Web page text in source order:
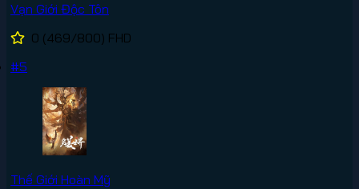
Vạn Giới Độc Tôn
0 (469/800) FHD
#5
Thế Giới Hoàn Mỹ